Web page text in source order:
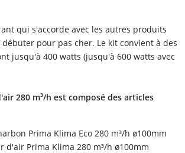
qui s'accorde avec les autres produits
pour pas cher. Le kit convient à des
jusqu'à 400 watts (jusqu'à 600 watts avec
280 m³/h est composé des articles
Prima Klima Eco 280 m³/h ø100mm
d'air Prima Klima 280 m³/h ø100mm